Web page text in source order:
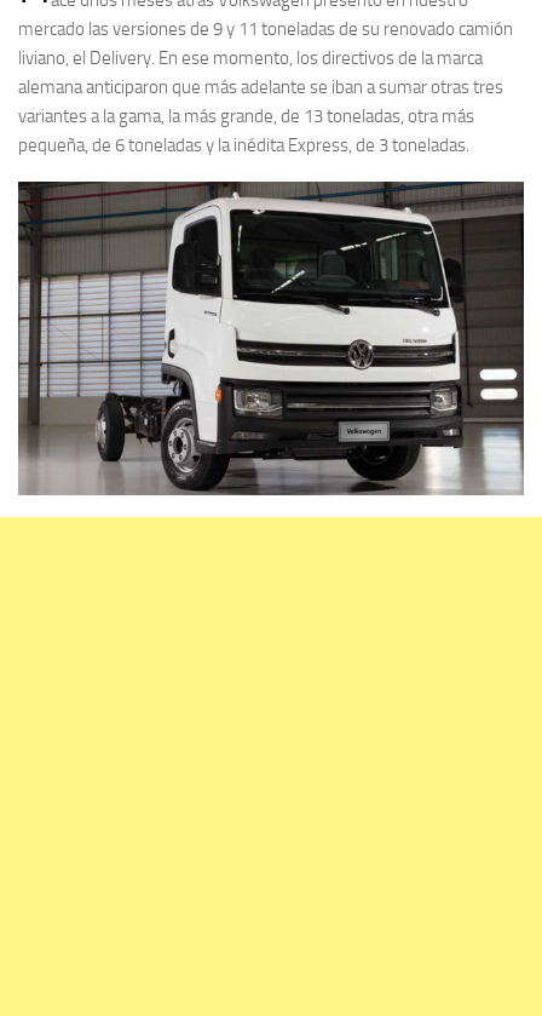
mercado las versiones de 9 y 11 toneladas de su renovado camión
liviano, el Delivery. En ese momento, los directivos de la marca
alemana anticiparon que más adelante se iban a sumar otras tres
variantes a la gama, la más grande, de 13 toneladas, otra más
pequeña, de 6 toneladas y la inédita Express, de 3 toneladas.